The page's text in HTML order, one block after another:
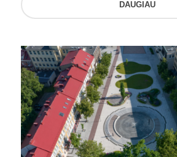
DAUGIAU